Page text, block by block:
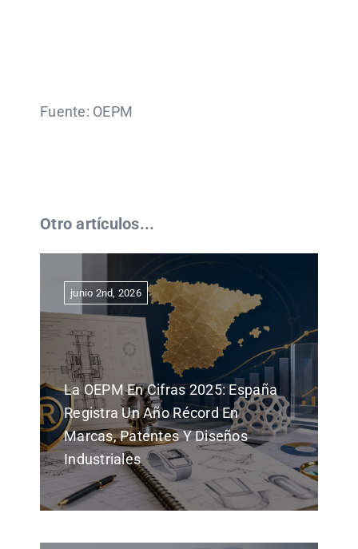
Fuente: OEPM
Otro artículos...
junio 2nd, 2026
La OEPM En Cifras 2025: España
Registra Un Año Récord En
Marcas, Patentes Y Diseños
Industriales